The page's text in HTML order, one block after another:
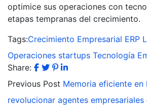
optimice sus operaciones con
etapas tempranas del crecimiento.
Tags:Crecimiento Empresarial ERP
Operaciones startups Tecnología
Share:
Previous Post Memoria eficiente en
revolucionar agentes empresariales